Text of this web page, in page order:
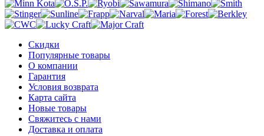
Скидки
Популярные товары
О компании
Гарантия
Условия возврата
Карта сайта
Новые товары
Свяжитесь с нами
Доставка и оплата